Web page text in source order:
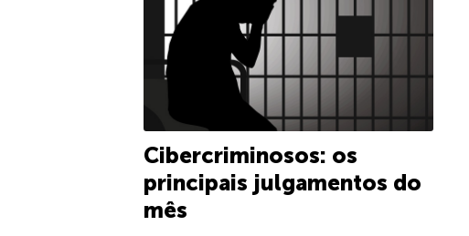
Cibercriminosos: os
principais julgamentos do
mês